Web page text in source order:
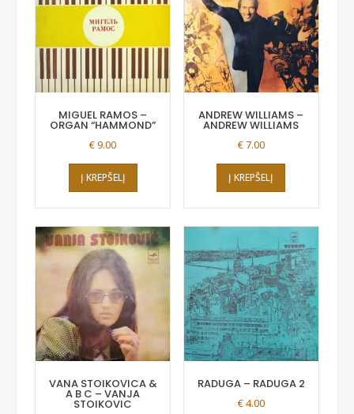
MIGUEL RAMOS –
ORGAN “HAMMOND”
€9.00
Į KREPŠELĮ
ANDREW WILLIAMS –
ANDREW WILLIAMS
€7.00
Į KREPŠELĮ
VANA STOIKOVICA &
A B C – VANJA
STOIKOVIC
RADUGA – RADUGA 2
€4.00